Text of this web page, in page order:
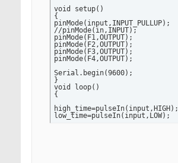
void setup()
{
pinMode(input,INPUT_PULLUP);
//pinMode(in,INPUT);
pinMode(F1,OUTPUT);
pinMode(F2,OUTPUT);
pinMode(F3,OUTPUT);
pinMode(F4,OUTPUT);
Serial.begin(9600);
}
void loop()
{
high_time=pulseIn(input,HIGH);
low_time=pulseIn(input,LOW);